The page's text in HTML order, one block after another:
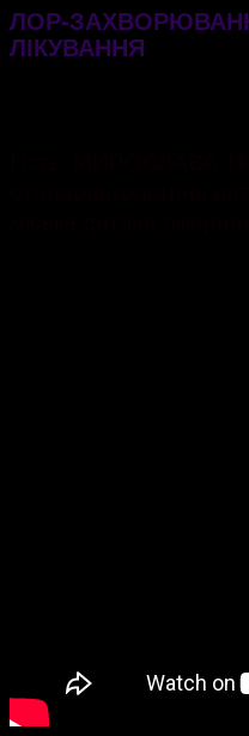
ЛОР-
ЛІКУВАННЯ